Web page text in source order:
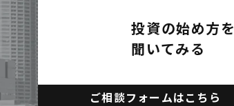
投資の始め方を
聞いてみる
ご相談フォームはこちら